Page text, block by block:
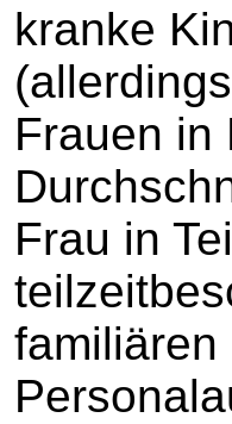
kranke
Frauen in
Frau in
familiären